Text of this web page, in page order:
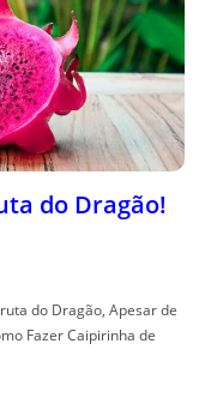
do Dragão!
do Dragão, Apesar de
Fazer Caipirinha de